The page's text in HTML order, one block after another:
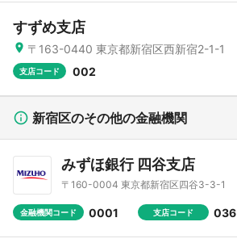
すずめ支店
〒163-0440 東京都新宿区西新宿2-1-1
支店コード 002
新宿区のその他の金融機関
みずほ銀行 四谷支店
〒160-0004 東京都新宿区四谷3-3-1
金融機関コード 0001 支店コード 036